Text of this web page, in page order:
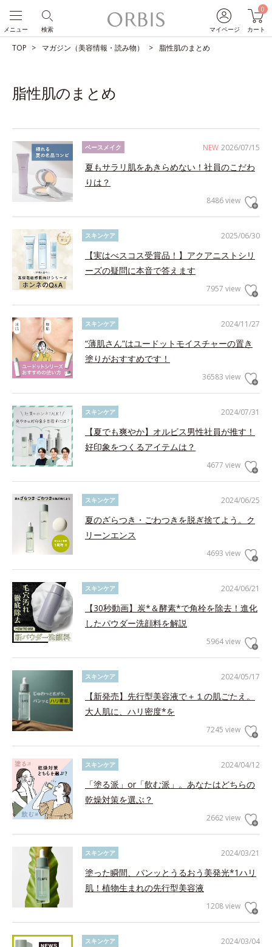
マイページ
0
カート
検索
メニュー
TOP マガジン（美容情報・読み物） 脂性肌のまとめ
脂性肌のまとめ
NEW 2026/07/15
ベースメイク
夏もサラリ肌をあきらめない！社員のこだわ
りは？
8486 view
2025/06/30
スキンケア
【実はべスコス受賞品！】アクアニストシリ
ーズの疑問に本音で答えます
7957 view
2024/11/27
スキンケア
“薄肌さん”はユードットモイスチャーの置き
塗りがおすすめです！
36583 view
2024/07/31
スキンケア
【夏でも爽やか】オルビス男性社員が推す！
好印象をつくるアイテムは？
4677 view
2024/06/25
スキンケア
夏のざらつき・ごわつきを脱ぎ捨てよう。ク
リーンエンス
4693 view
2024/06/21
スキンケア
【30秒動画】炭*＆酵素*で角栓を除去！進化
したパウダー洗顔料を解説
5964 view
2024/05/17
スキンケア
【新発売】先行型美容液で＋１の肌ごたえ。
大人肌に、ハリ密度*を
7245 view
2024/04/12
スキンケア
「塗る派」or「飲む派」。あなたはどちらの
乾燥対策を選ぶ？
2662 view
2024/03/21
スキンケア
塗った瞬間、パンッとうるおう美発光*1ハリ
肌！植物生まれの先行型美容液
1208 view
2024/03/04
スキンケア